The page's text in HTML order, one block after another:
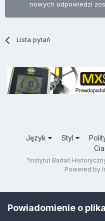
nowych odpowiedzi
Lista pytań
Język Styl
"Instytut Badań
Powered by
Powiadomienie o